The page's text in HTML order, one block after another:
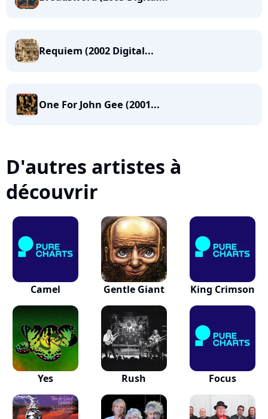
Requiem (2002 Digital...
One For John Gee (2001...
D'autres artistes à
découvrir
Camel Gentle Giant King Crimson
Yes Rush Focus